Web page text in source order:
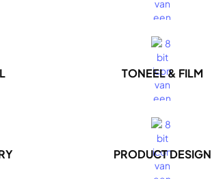
TONEEL & FILM
PRODUCT DESIGN